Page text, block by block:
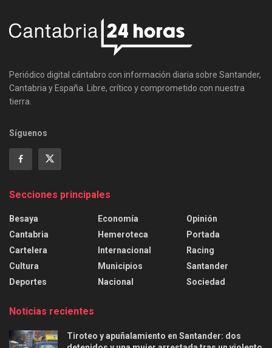
Periódico digital cántabro con información diaria sobre Santander,
Cantabria y España. Libre, crítico y comprometido con nuestra
tierra.
Síguenos
Secciones principales
Besaya
Cantabria
Cartelera
Cultura
Deportes
Economía
Hemeroteca
Internacional
Municipios
Nacional
Opinión
Portada
Racing
Santander
Sociedad
Noticias recientes
Tiroteo y apuñalamiento en Santander: dos